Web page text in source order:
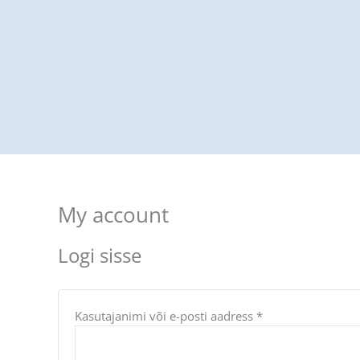
My account
Logi sisse
Kasutajanimi või e-posti aadress *